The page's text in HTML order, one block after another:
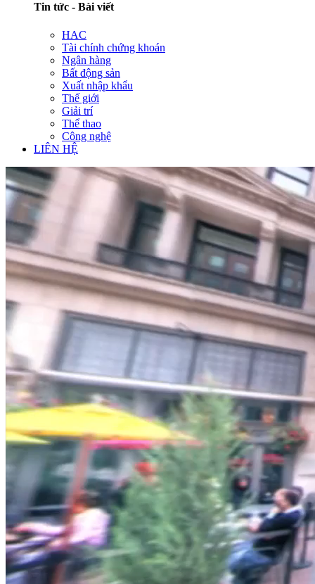
Tin tức - Bài viết
HAC
Tài chính chứng khoán
Ngân hàng
Bất động sản
Xuất nhập khẩu
Thế giới
Giải trí
Thể thao
Công nghệ
LIÊN HỆ
NỘI DUNG CHI TIẾT
00:40
Cảng hàng không quốc tế Long Thành: Nỗ lực "cất cánh"
trong năm 2025
01:23
Bộ GTVT cần giải ngân tiếp khoảng 20 194 tỷ đồng vốn đầu
tư công